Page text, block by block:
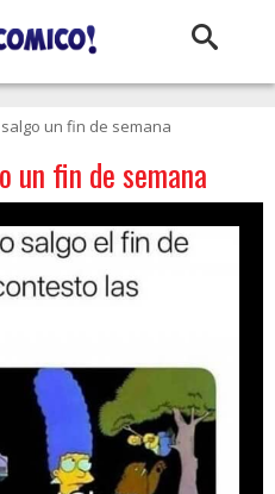
un fin de semana
un fin de semana